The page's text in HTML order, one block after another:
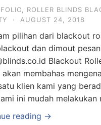
ROLLER BLINDS
· AUGUST 24, 2018
pilihan dari blackout
dan dimout
Blackout
akan membahas
klien kami yang
ini mudah
reading →